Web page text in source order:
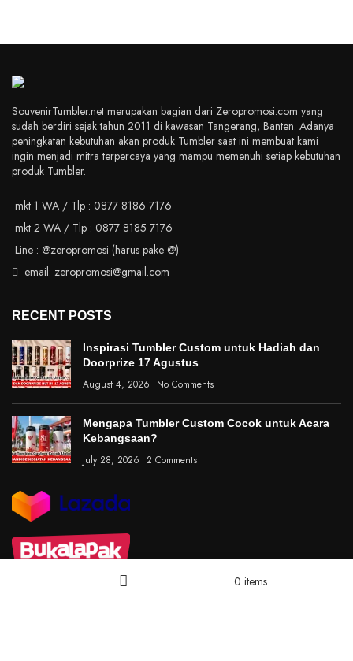
SouvenirTumbler.net merupakan bagian dari Zeropromosi.com yang
sudah berdiri sejak tahun 2011 di kawasan Tangerang, Banten. Adanya
peningkatan kebutuhan akan produk Tumbler saat ini membuat kami
ingin menjadi mitra terpercaya yang mampu memenuhi setiap kebutuhan
produk Tumbler.
mkt 1 WA / Tlp : 0877 8186 7176
mkt 2 WA / Tlp : 0877 8185 7176
Line : @zeropromosi (harus pake @)
email: zeropromosi@gmail.com
RECENT POSTS
Inspirasi Tumbler Custom untuk Hadiah dan
Doorprize 17 Agustus
August 4, 2026 No Comments
Mengapa Tumbler Custom Cocok untuk Acara
Kebangsaan?
July 28, 2026 2 Comments
0 items